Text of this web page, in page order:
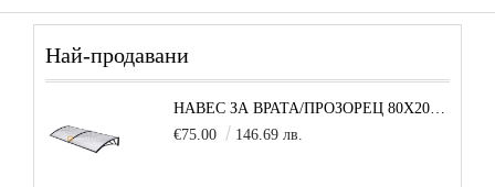
Най-продавани
НАВЕС ЗА ВРАТА/ПРОЗОРЕЦ 80Х200 СМ, ЧЕРНО-ПРОЗРАЧНО
€75.00
146.69 лв.